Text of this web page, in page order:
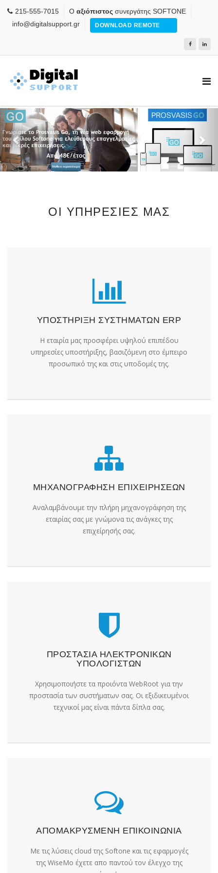
215-555-7015 Ο αξιόπιστος συνεργάτης SOFTONE
info@digitalsupport.gr
DOWNLOAD REMOTE
Previous
ΟΙ ΥΠΗΡΕΣΙΕΣ ΜΑΣ
ΥΠΟΣΤΗΡΙΞΗ ΣΥΣΤΗΜΑΤΩΝ ERP
H εταιρία μας προσφέρει υψηλού επιπέδου
υπηρεσίες υποστήριξης, βασιζόμενη στο έμπειρο
προσωπικό της και στις υποδομές της.
ΜΗΧΑΝΟΓΡΑΦΗΣΗ ΕΠΙΧΕΙΡΗΣΕΩΝ
Αναλαμβάνουμε την πλήρη μηχανογράφηση της
εταιρίας σας με γνώμονα τις ανάγκες της
επιχείρησής σας.
ΠΡΟΣΤΑΣΙΑ ΗΛΕΚΤΡΟΝΙΚΩΝ
ΥΠΟΛΟΓΙΣΤΩΝ
Χρησιμοποιήστε τα προιόντα WebRoot για την
προστασία των συστήματων σας. Οι εξιδικευμένοι
τεχνικοί μας είναι πάντα δίπλα σας.
ΑΠΟΜΑΚΡΥΣΜΕΝΗ ΕΠΙΚΟΙΝΩΝΙΑ
Με τις λύσεις cloud της Softone και τις εφαρμογές
της WiseΜo έχετε απο παντού τον έλεγχο της